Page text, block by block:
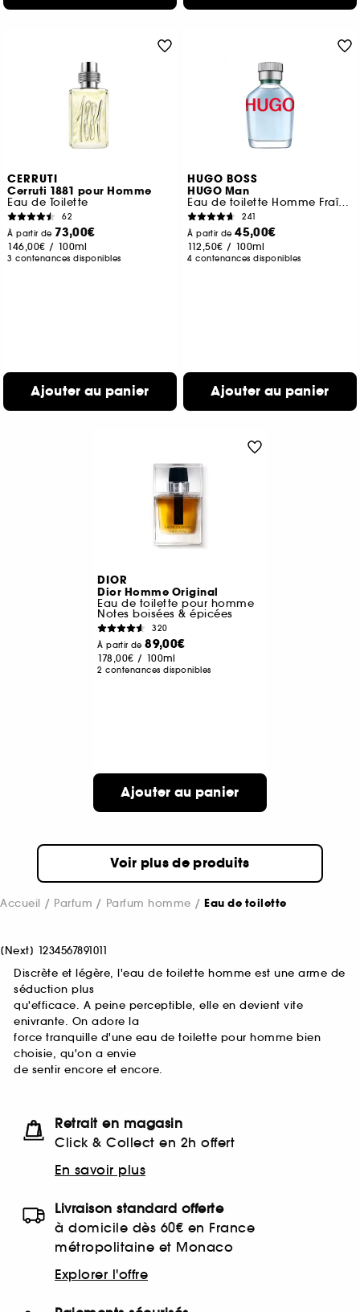
CERRUTI
Cerruti 1881 pour Homme
Eau de Toilette
62
À partir de 73,00€
146,00€ / 100ml
3 contenances disponibles
Ajouter au panier
HUGO BOSS
HUGO Man
Eau de toilette Homme Fraîche et Aromatique
241
À partir de45,00€
112,50€ / 100ml
4 contenances disponibles
Ajouter au panier
DIOR
Dior Homme Original
Eau de toilette pour homme
Notes boisées & épicées
320
À partir de89,00€
178,00€ / 100ml
2 contenances disponibles
Ajouter au panier
Voir plus de produits
Accueil Parfum Parfum homme Eau de toilette
[Next] 1234567891011
Discrète et légère, l'eau de toilette homme est une arme de
séduction plus
qu'efficace. A peine perceptible, elle en devient vite
enivrante. On adore la
force tranquille d'une eau de toilette pour homme bien
choisie, qu'on a envie
de sentir encore et encore.
Retrait en magasin
Click & Collect en 2h offert
En savoir plus
Livraison standard offerte
à domicile dès 60€ en France
métropolitaine et Monaco
Explorer l'offre